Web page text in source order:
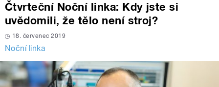
Čtvrteční Noční linka: Kdy jste si
uvědomili, že tělo není stroj?
18. červenec 2019
Noční linka